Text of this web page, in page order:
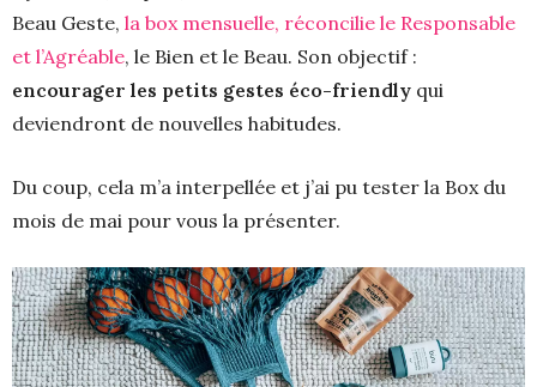
Beau Geste, la box mensuelle, réconcilie le Responsable
et l’Agréable, le Bien et le Beau. Son objectif :
encourager les petits gestes éco-friendly qui
deviendront de nouvelles habitudes.
Du coup, cela m’a interpellée et j’ai pu tester la Box du
mois de mai pour vous la présenter.